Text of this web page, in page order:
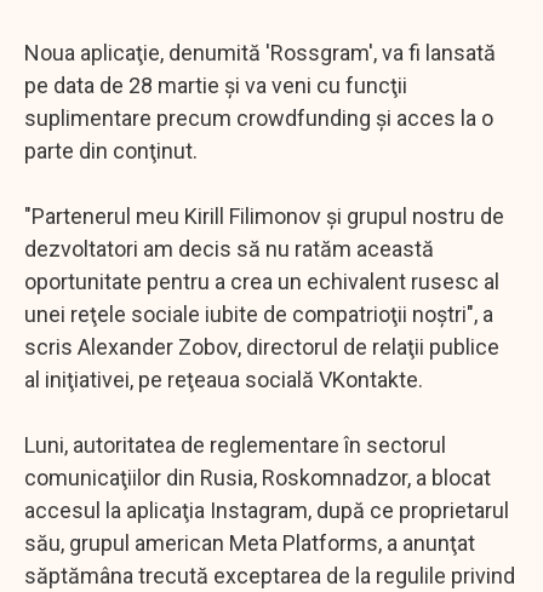
Noua aplicaţie, denumită 'Rossgram', va fi lansată
pe data de 28 martie şi va veni cu funcţii
suplimentare precum crowdfunding şi acces la o
parte din conţinut.
"Partenerul meu Kirill Filimonov şi grupul nostru de
dezvoltatori am decis să nu ratăm această
oportunitate pentru a crea un echivalent rusesc al
unei reţele sociale iubite de compatrioţii noştri", a
scris Alexander Zobov, directorul de relaţii publice
al iniţiativei, pe reţeaua socială VKontakte.
Luni, autoritatea de reglementare în sectorul
comunicaţiilor din Rusia, Roskomnadzor, a blocat
accesul la aplicaţia Instagram, după ce proprietarul
său, grupul american Meta Platforms, a anunţat
săptămâna trecută exceptarea de la regulile privind